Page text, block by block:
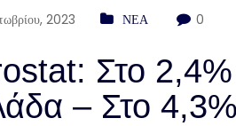
2023 ΝΕΑ 0
Στο
– Στο